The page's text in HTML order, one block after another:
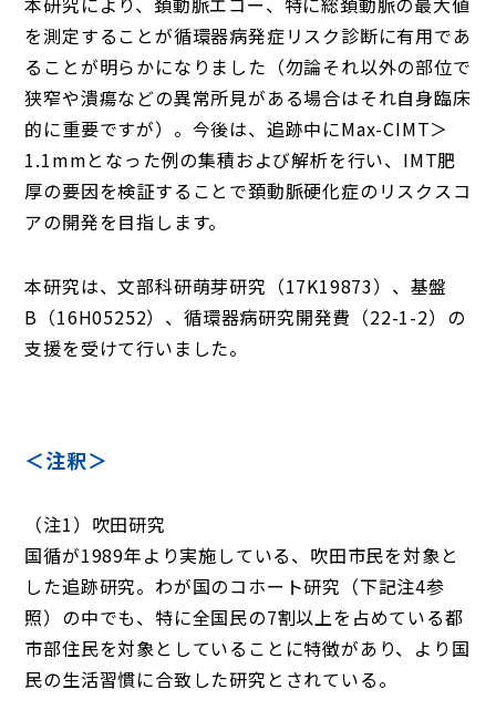
を測定することが循環器病発症リスク診断に有用であ
ることが明らかになりました（勿論それ以外の部位で
狭窄や潰瘍などの異常所見がある場合はそれ自身臨床
的に重要ですが）。今後は、追跡中にMax-CIMT＞
1.1mmとなった例の集積および解析を行い、IMT肥
厚の要因を検証することで頚動脈硬化症のリスクスコ
アの開発を目指します。
本研究は、文部科研萌芽研究（17K19873）、基盤
B（16H05252）、循環器病研究開発費（22-1-2）の
支援を受けて行いました。
＜注釈＞
（注1）吹田研究
国循が1989年より実施している、吹田市民を対象と
した追跡研究。わが国のコホート研究（下記注4参
照）の中でも、特に全国民の7割以上を占めている都
市部住民を対象としていることに特徴があり、より国
民の生活習慣に合致した研究とされている。